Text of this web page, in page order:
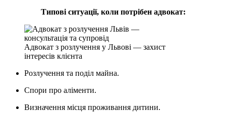
Типові ситуації, коли потрібен адвокат:
Адвокат з розлучення у Львові — захист
інтересів клієнта
Розлучення та поділ майна.
Спори про аліменти.
Визначення місця проживання дитини.